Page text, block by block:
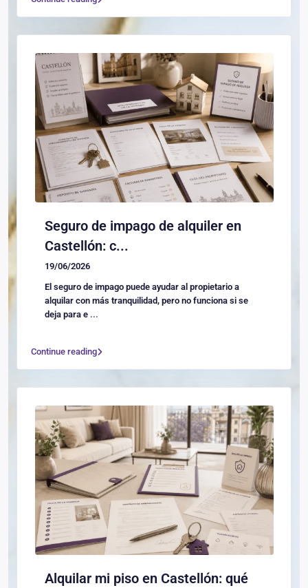
Seguro de impago de alquiler en
Castellón: c...
19/06/2026
El seguro de impago puede ayudar al propietario a
alquilar con más tranquilidad, pero no funciona si se
deja para e ...
Continue reading
Alquilar mi piso en Castellón: qué